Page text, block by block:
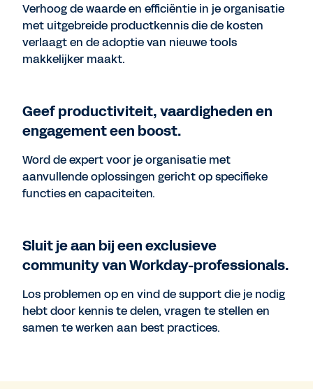
Verhoog de waarde en efficiëntie in je organisatie
met uitgebreide productkennis die de kosten
verlaagt en de adoptie van nieuwe tools
makkelijker maakt.
Geef productiviteit, vaardigheden en
engagement een boost.
Word de expert voor je organisatie met
aanvullende oplossingen gericht op specifieke
functies en capaciteiten.
Sluit je aan bij een exclusieve
community van Workday-professionals.
Los problemen op en vind de support die je nodig
hebt door kennis te delen, vragen te stellen en
samen te werken aan best practices.